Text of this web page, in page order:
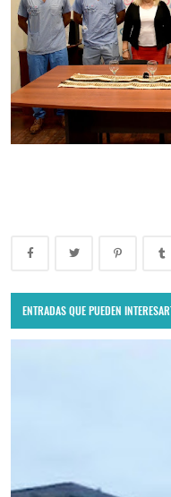
ENTRADAS QUE PUEDEN